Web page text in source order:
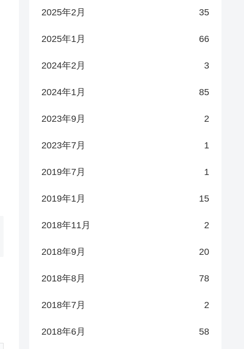
2025年2月 35
2025年1月 66
2024年2月 3
2024年1月 85
2023年9月 2
2023年7月 1
2019年7月 1
2019年1月 15
2018年11月 2
2018年9月 20
2018年8月 78
2018年7月 2
2018年6月 58